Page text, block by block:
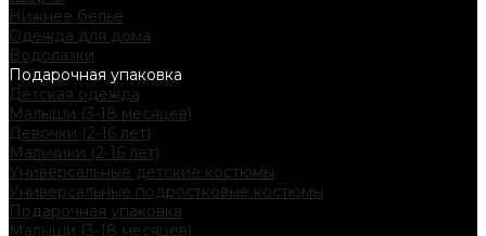
Нижнее белье
Одежда для дома
Водолазки
Подарочная упаковка
Детская одежда
Малыши (3-18 месяцев)
Девочки (2-16 лет)
Мальчики (2-16 лет)
Универсальные детские костюмы
Универсальные подростковые костюмы
Подарочная упаковка
Малыши (3-18 месяцев)